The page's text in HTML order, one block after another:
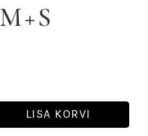
LISA KORVI